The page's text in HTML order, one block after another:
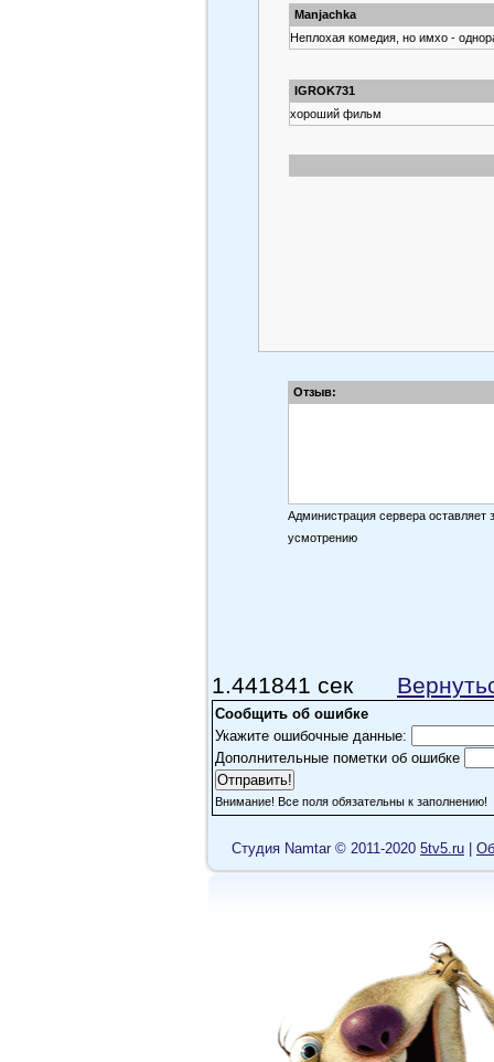
Manjachka
Неплохая комедия, но имхо -
IGROK731
хороший фильм
Отзыв:
Администрация сервера оставляет
усмотрению
1.441841 сек
Сообщить об ошибке
Укажите ошибочные данные:
Дополнительные пометки об ошибке
Внимание! Все поля обязательны к заполнению!
Cтудия Namtar © 2011-2020 5tv5.ru